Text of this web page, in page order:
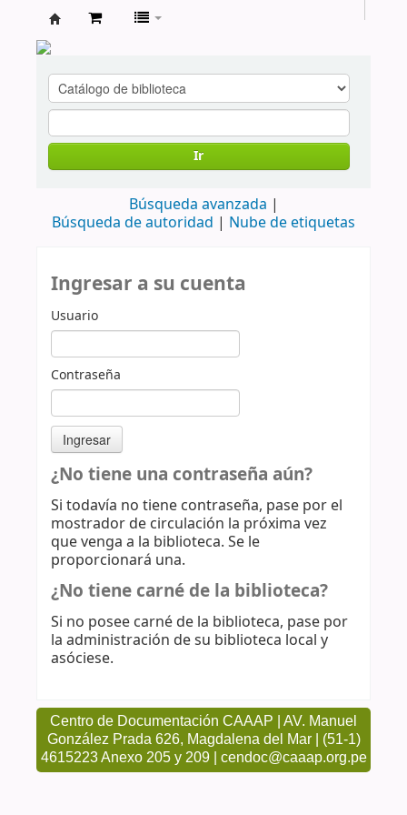
cendoc
Ir
Búsqueda avanzada
Búsqueda de autoridad
Nube de etiquetas
Ingresar a su cuenta
Usuario
Contraseña
¿No tiene una contraseña aún?
Si todavía no tiene contraseña, pase por el
mostrador de circulación la próxima vez
que venga a la biblioteca. Se le
proporcionará una.
¿No tiene carné de la biblioteca?
Si no posee carné de la biblioteca, pase por
la administración de su biblioteca local y
asóciese.
Centro de Documentación CAAAP | AV. Manuel
González Prada 626, Magdalena del Mar | (51-1)
4615223 Anexo 205 y 209 | cendoc@caaap.org.pe